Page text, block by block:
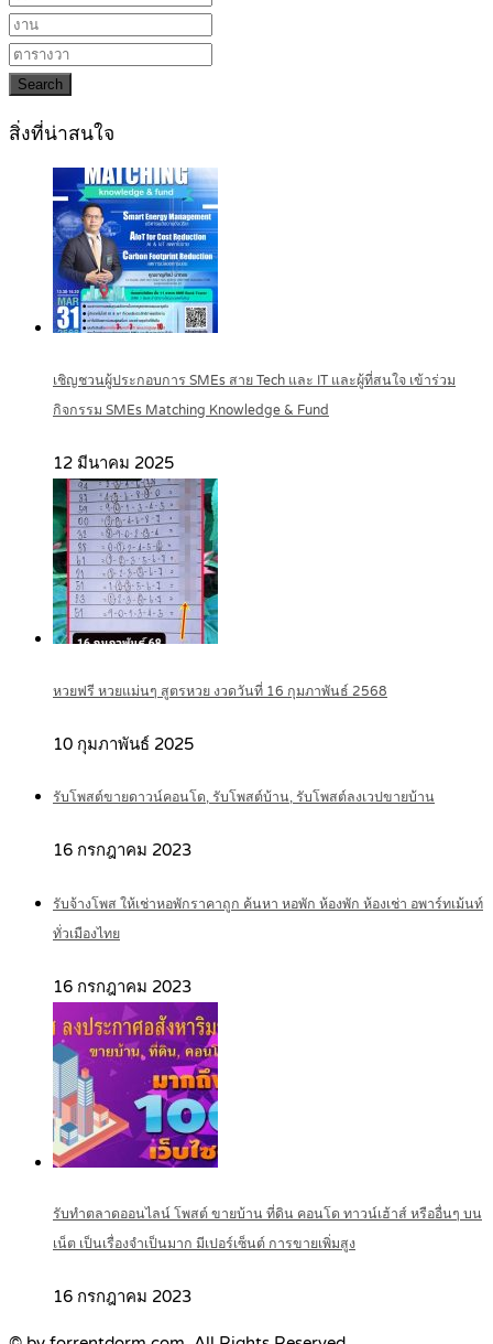
Search
สิ่งที่น่าสนใจ
เชิญชวนผู้ประกอบการ SMEs สาย Tech และ IT และผู้ที่สนใจ เข้าร่วม
กิจกรรม SMEs Matching Knowledge & Fund
12 มีนาคม 2025
หวยฟรี หวยแม่นๆ สูตรหวย งวดวันที่ 16 กุมภาพันธ์ 2568
10 กุมภาพันธ์ 2025
รับโพสต์ขายดาวน์คอนโด, รับโพสต์บ้าน, รับโพสต์ลงเวปขายบ้าน
16 กรกฎาคม 2023
รับจ้างโพส ให้เช่าหอพักราคาถูก ค้นหา หอพัก ห้องพัก ห้องเช่า อพาร์ทเม้นท์
ทั่วเมืองไทย
16 กรกฎาคม 2023
รับทำตลาดออนไลน์ โพสต์ ขายบ้าน ที่ดิน คอนโด ทาวน์เฮ้าส์ หรืออื่นๆ บน
เน็ต เป็นเรื่องจำเป็นมาก มีเปอร์เซ็นต์ การขายเพิ่มสูง
16 กรกฎาคม 2023